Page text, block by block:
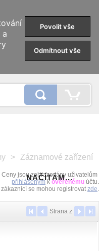
>
Záznamové zařízení
Ceny jsou zobrazovány uživatelům
přihlášenýmk ověřenému účtu.
zákaznící se mohou registrovatzde.
Strana z
NAČÍTÁM...
a
Povolit vše
Odmítnout vše